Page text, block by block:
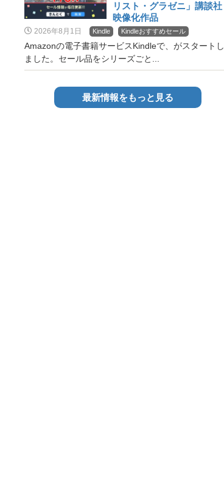
リスト・グラゼニ」講談社
映像化作品
2026年8月1日 Kindle Kindleおすすめセール
Amazonの電子書籍サービスKindleで、がスタートし
ました。セール品をシリーズごと...
最新情報をもっと見る